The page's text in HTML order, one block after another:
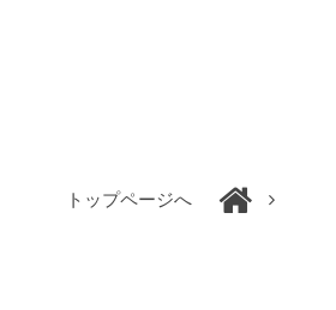
トップページへ